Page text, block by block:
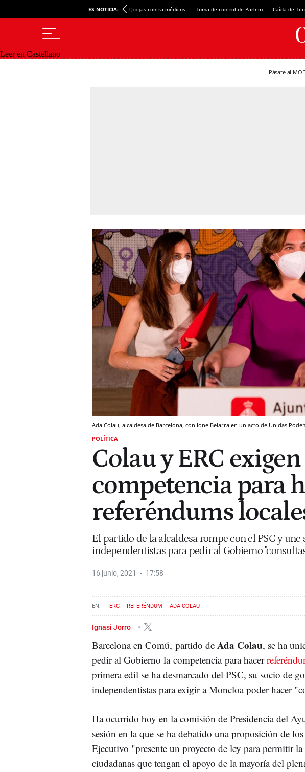
ES NOTICIA: Quejas contra médicos Toma de control de Parlem Caída de
Leer en Castellano
Pásate al
Ada Colau, alcaldesa de Barcelona, con Ione Belarra en un acto de Unidas
POLÍTICA
Colau y ERC
competencia para
referéndums
El partido de la alcaldesa rompe con el PSC y une
independentistas para pedir al Gobierno
16 junio, 2021 17:58
ERC REFERÉNDUM ADA COLAU
Ignasi Jorro
Barcelona en Comú, partido de Ada Colau, se ha
pedir al Gobierno la competencia para hacer
primera edil se ha desmarcado del PSC, su socio de
independentistas para exigir a Moncloa poder hacer
Ha ocurrido hoy en la comisión de Presidencia del
sesión en la que se ha debatido una proposición de
Ejecutivo "presente un proyecto de ley para permitir la
ciudadanas que tengan el apoyo de la mayoría del